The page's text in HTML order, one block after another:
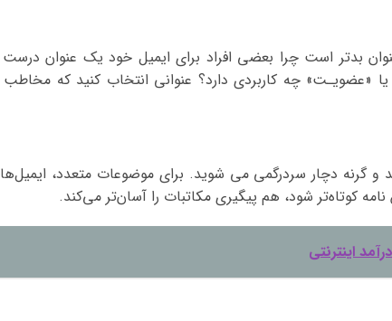
بدتر است چرا بعضی افراد برای ایمیل خود یک عنوان
«عضویـت» چه کاربردی دارد؟ عنوانی انتخاب کنید که مخاطب
گرنه دچار سردرگمی می شوید. برای موضوعات متعدد،
کوتاه‌تر شود، هم پیگیری مکاتبات را آسان‌تر می‌کند.
اینترنتی